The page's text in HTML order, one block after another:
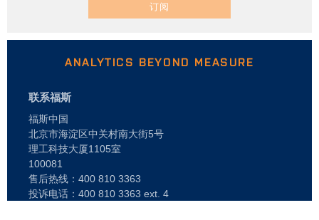
订阅
ANALYTICS BEYOND MEASURE
联系福斯
福斯中国
北京市海淀区中关村南大街5号
理工科技大厦1105室
100081
售后热线：400 810 3363
投诉电话：400 810 3363 ext. 4